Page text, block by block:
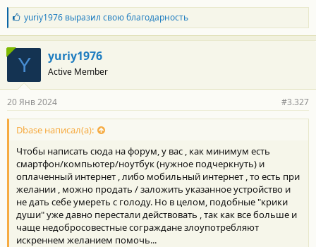
Б
л
а
г
о
д
а
н
о
с
и
:
yuriy1976выразил свою благодарность
Y yuriy1976
Active Member
20 Янв 2024 #3.327
Dbase написал(а):
Чтобы написать сюда на форум, у вас , как минимум есть
смартфон/компьютер/ноутбук (нужное подчеркнуть) и
оплаченный интернет , либо мобильный интернет , то есть при
желании , можно продать / заложить указанное устройство и
не дать себе умереть с голоду. Но в целом, подобные "крики
души" уже давно перестали действовать , так как все больше и
чаще недобросовестные сограждане злоупотребляют
искреннем желанием помочь...